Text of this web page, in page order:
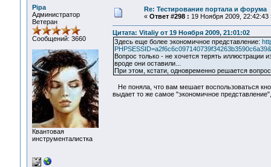
Pipa
Администратор
Ветеран
Сообщений: 3660
Квантовая
инструменталистка
Re: Тестирование портала и форума
« Ответ #298 : 19 Ноября 2009, 22:42:43
Цитата: Vitaliy от 19 Ноября 2009, 21:01:02
Здесь еще более экономичное представление:
Вопрос только - не хочется терять иллюстрации
вроде они оставили...
При этом, кстати, одновременно решается
Не поняла, что вам мешает воспользоваться
выдает то же самое "экономичное